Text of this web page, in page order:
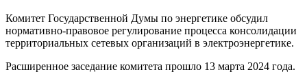
Комитет Государственной Думы по энергетике обсудил
нормативно-правовое регулирование процесса консолидации
территориальных сетевых организаций в электроэнергетике.
Расширенное заседание комитета прошло 13 марта 2024 года.